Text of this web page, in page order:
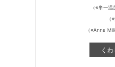
（※単一
（
（※Anna
く